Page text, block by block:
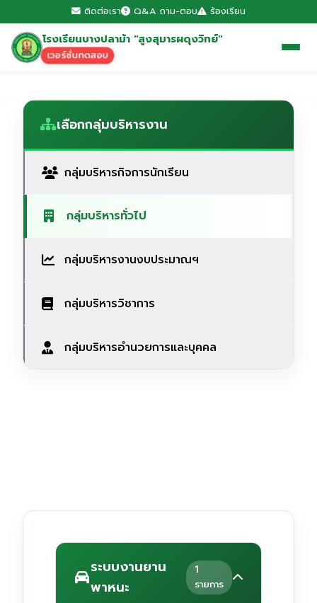
ติดต่อเรา Q&A ถาม-ตอบ ร้องเรียน
โรงเรียนบางปลาม้า "สูงสุมารผดุงวิทย์"
เวอร์ชั่นทดสอบ
เลือกกลุ่มบริหารงาน
กลุ่มบริหารกิจการนักเรียน
กลุ่มบริหารทั่วไป
กลุ่มบริหารงานงบประมาณฯ
กลุ่มบริหารวิชาการ
กลุ่มบริหารอำนวยการและบุคคล
ระบบงานยาน
พาหนะ
1
รายการ